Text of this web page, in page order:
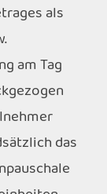
als
am Tag
das